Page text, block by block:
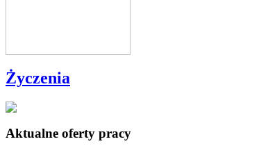
Życzenia
Aktualne oferty pracy